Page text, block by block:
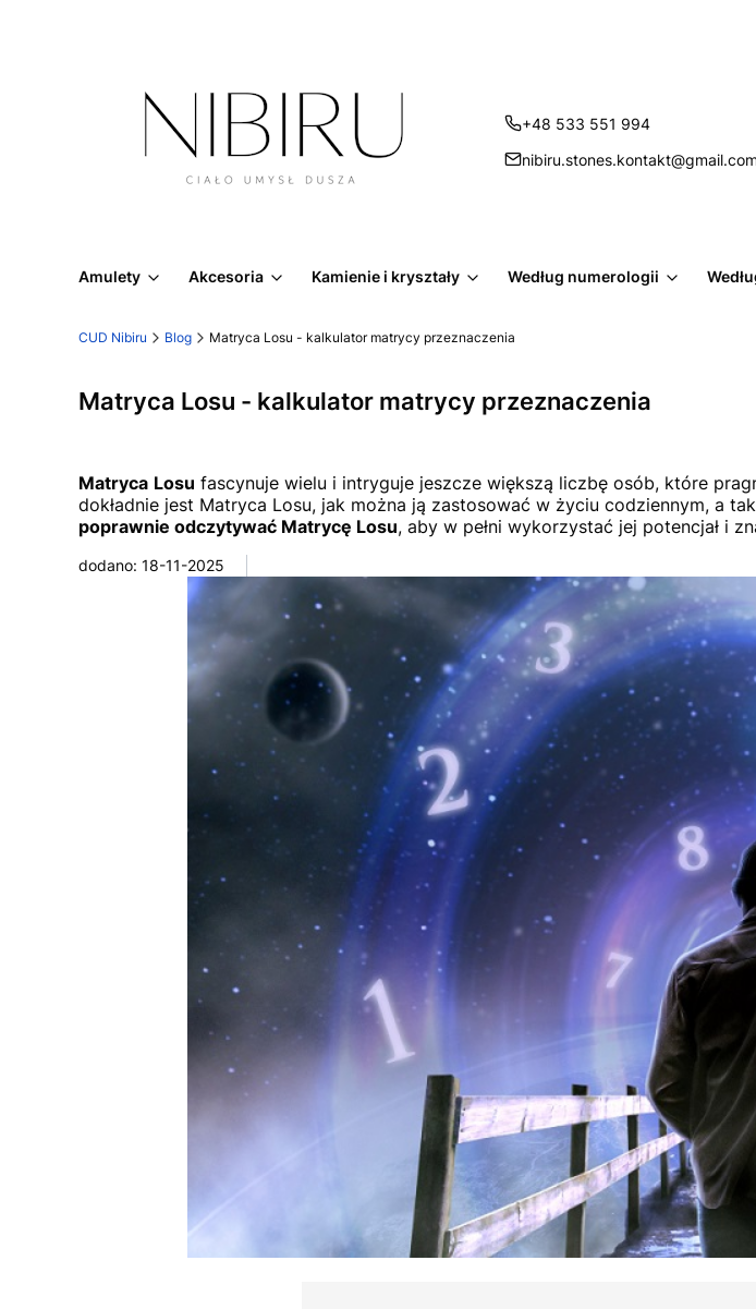
+48 533 551 994
Amulety Akcesoria Kamienie i kryształy Według numerologii
CUD Nibiru Blog Matryca Losu - kalkulator matrycy przeznaczenia
Matryca Losu - kalkulator matrycy przeznaczenia
Matryca Losu fascynuje wielu i intryguje jeszcze większą liczbę osób, które
dokładnie jest Matryca Losu, jak można ją zastosować w życiu codziennym, a
poprawnie odczytywać Matrycę Losu, aby w pełni wykorzystać jej potencjał i
dodano: 18-11-2025